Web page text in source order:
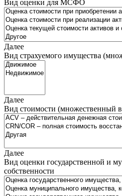
Вид оценки для МСФО
Далее
Вид страхуемого имущества
Далее
Вид стоимости (множественный
Далее
Вид оценки государственной и
собственности